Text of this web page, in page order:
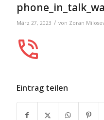
März 27, 2023 / von Zoran
Eintrag teilen